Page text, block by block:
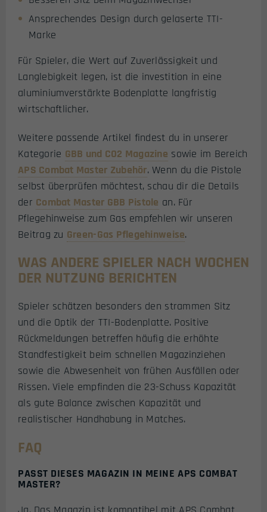
Ansprechendes Design durch gelaserte TTI-
Marke
Für Spieler, die Wert auf Zuverlässigkeit und
Langlebigkeit legen, ist die investition in eine
aluminiumverstärkte Bodenplatte langfristig
wirtschaftlicher.
Weitere passende Artikel findest du in unserer
Kategorie GBB und CO2 Magazine sowie im Bereich
APS Combat Master Zubehör. Wenn du die Pistole
selbst überprüfen möchtest, schau dir die Details
der Combat Master GBB Pistole an. Für
Pflegehinweise zum Gas empfehlen wir unseren
Beitrag zu Green-Gas Pflegehinweise.
WAS ANDERE SPIELER NACH WOCHEN
DER NUTZUNG BERICHTEN
Spieler schätzen besonders den strammen Sitz
und die Optik der TTI-Bodenplatte. Positive
Rückmeldungen betreffen häufig die erhöhte
Standfestigkeit beim schnellen Magazinziehen
sowie die Abwesenheit von frühen Ausfällen oder
Rissen. Viele empfinden die 23-Schuss Kapazität
als gute Balance zwischen Kapazität und
realistischer Handhabung in Matches.
FAQ
PASST DIESES MAGAZIN IN MEINE APS COMBAT
MASTER?